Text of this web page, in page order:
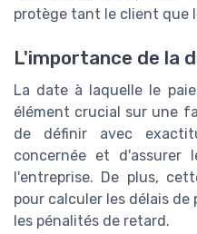
protège tant le client que
L'importance de la
La date à laquelle le
élément crucial sur une
de définir avec
concernée et
l'entreprise. De plus,
pour calculer les délais
les pénalités de retard.